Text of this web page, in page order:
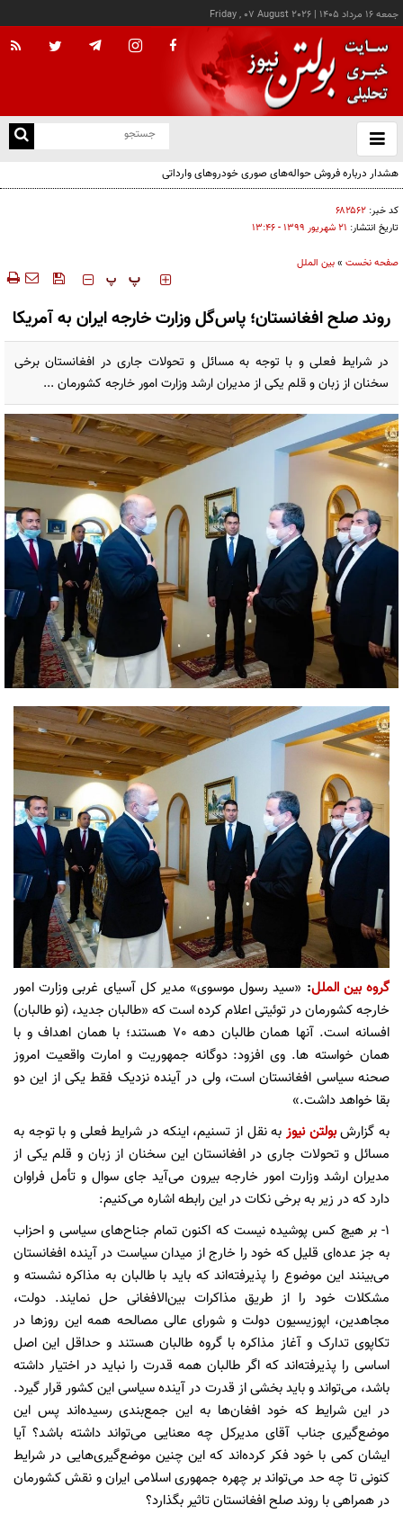
جمعه ۱۶ مرداد ۱۴۰۵ |
Friday , 07 August 2026
باز
و
کد خبر: ۶۸۲۵۶۲
تاریخ انتشار: ۲۱ شهريور ۱۳۹۹ - ۱۳:۴۶
صفحه نخست »بین الملل
‍‍‍ پ پ
روند صلح افغانستان؛ پاس‌گل‌ وزارت خارجه ایران به آمریکا
در شرایط فعلی و با توجه به مسائل و تحولات جاری در افغانستان برخی
سخنان از زبان و‌ قلم یکی از مدیران ارشد وزارت امور خارجه کشورمان ...
گروه بین الملل: «سید رسول موسوی» مدیر کل آسیای غربی وزارت امور
خارجه کشورمان در توئیتی اعلام کرده است که «طالبان جدید، (نو طالبان)
افسانه است. آنها همان طالبان دهه 70 هستند؛ با همان اهداف و با
همان خواسته ها. وی افزود: دوگانه جمهوریت و امارت واقعیت امروز
صحنه سیاسی افغانستان است، ولی در آینده نزدیک فقط یکی از این دو
بقا خواهد داشت.»
به گزارشبولتن نیوز به نقل از تسنیم، اینکه در شرایط فعلی و با توجه به
مسائل و تحولات جاری در افغانستان این سخنان از زبان و‌ قلم یکی از
مدیران ارشد وزارت امور خارجه بیرون می‌آید جای سوال و تأمل فراوان
دارد که در زیر به برخی نکات در این رابطه اشاره می‌کنیم:
1- بر هیچ کس پوشیده نیست که اکنون تمام جناح‌های سیاسی و احزاب
به جز عده‌ای قلیل که خود را خارج از میدان سیاست در آینده افغانستان
می‌بینند این موضوع را پذیرفته‌اند که باید با طالبان به مذاکره نشسته و‌
مشکلات خود را از طریق مذاکرات بین‌الافغانی حل نمایند. دولت،
مجاهدین، اپوزیسیون دولت و شورای عالی مصالحه همه این روزها در
تکاپوی تدارک و آغاز مذاکره با گروه طالبان هستند و حداقل این اصل
اساسی را پذیرفته‌اند که اگر طالبان همه قدرت را نباید در اختیار داشته
باشد، می‌تواند و‌ باید بخشی از قدرت در آینده سیاسی این کشور قرار گیرد.
در این شرایط که خود افغان‌ها به این جمع‌بندی رسیده‌اند پس این
موضع‌گیری جناب آقای مدیرکل چه معنایی می‌تواند داشته‌ باشد؟ آیا
ایشان کمی با خود فکر کرده‌اند که این چنین موضع‌گیری‌هایی در شرایط
کنونی تا چه حد می‌تواند بر چهره جمهوری اسلامی ایران و نقش کشورمان
در همراهی با روند صلح افغانستان تاثیر بگذارد؟